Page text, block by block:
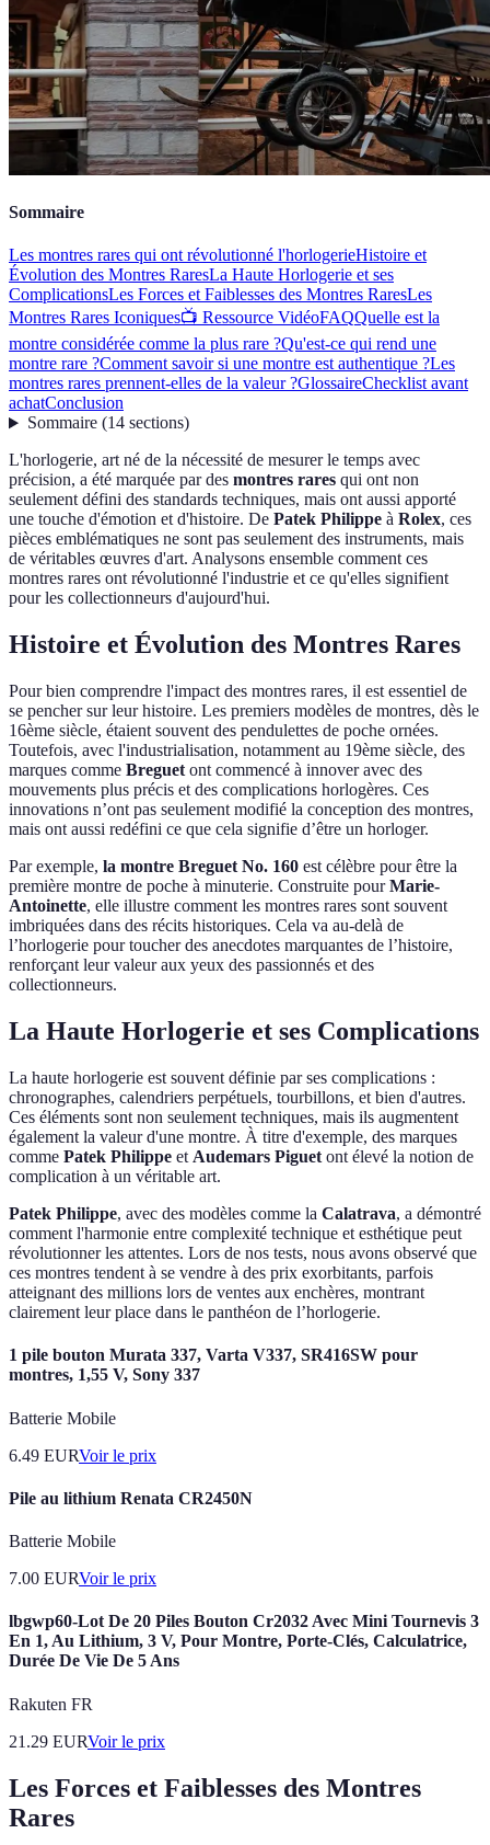
Sommaire
Les montres rares qui ont révolutionné l'horlogerieHistoire et
Évolution des Montres RaresLa Haute Horlogerie et ses
ComplicationsLes Forces et Faiblesses des Montres RaresLes
Montres Rares Iconiques📺 Ressource VidéoFAQQuelle est la
montre considérée comme la plus rare ?Qu'est-ce qui rend une
montre rare ?Comment savoir si une montre est authentique ?Les
montres rares prennent-elles de la valeur ?GlossaireChecklist avant
achatConclusion
Sommaire(14 sections)
L'horlogerie, art né de la nécessité de mesurer le temps avec
précision, a été marquée par des montres rares qui ont non
seulement défini des standards techniques, mais ont aussi apporté
une touche d'émotion et d'histoire. De Patek Philippe à Rolex, ces
pièces emblématiques ne sont pas seulement des instruments, mais
de véritables œuvres d'art. Analysons ensemble comment ces
montres rares ont révolutionné l'industrie et ce qu'elles signifient
pour les collectionneurs d'aujourd'hui.
Histoire et Évolution des Montres Rares
Pour bien comprendre l'impact des montres rares, il est essentiel de
se pencher sur leur histoire. Les premiers modèles de montres, dès le
16ème siècle, étaient souvent des pendulettes de poche ornées.
Toutefois, avec l'industrialisation, notamment au 19ème siècle, des
marques comme Breguet ont commencé à innover avec des
mouvements plus précis et des complications horlogères. Ces
innovations n’ont pas seulement modifié la conception des montres,
mais ont aussi redéfini ce que cela signifie d’être un horloger.
Par exemple, la montre Breguet No. 160 est célèbre pour être la
première montre de poche à minuterie. Construite pourMarie-
Antoinette, elle illustre comment les montres rares sont souvent
imbriquées dans des récits historiques. Cela va au-delà de
l’horlogerie pour toucher des anecdotes marquantes de l’histoire,
renforçant leur valeur aux yeux des passionnés et des
collectionneurs.
La Haute Horlogerie et ses Complications
La haute horlogerie est souvent définie par ses complications :
chronographes, calendriers perpétuels, tourbillons, et bien d'autres.
Ces éléments sont non seulement techniques, mais ils augmentent
également la valeur d'une montre. À titre d'exemple, des marques
comme Patek Philippe et Audemars Piguet ont élevé la notion de
complication à un véritable art.
Patek Philippe, avec des modèles comme la Calatrava, a démontré
comment l'harmonie entre complexité technique et esthétique peut
révolutionner les attentes. Lors de nos tests, nous avons observé que
ces montres tendent à se vendre à des prix exorbitants, parfois
atteignant des millions lors de ventes aux enchères, montrant
clairement leur place dans le panthéon de l’horlogerie.
1 pile bouton Murata 337, Varta V337, SR416SW pour
montres, 1,55 V, Sony 337
Batterie Mobile
6.49 EURVoir le prix
Pile au lithium Renata CR2450N
Batterie Mobile
7.00 EURVoir le prix
lbgwp60-Lot De 20 Piles Bouton Cr2032 Avec Mini Tournevis 3
En 1, Au Lithium, 3 V, Pour Montre, Porte-Clés, Calculatrice,
Durée De Vie De 5 Ans
Rakuten FR
21.29 EURVoir le prix
Les Forces et Faiblesses des Montres
Rares